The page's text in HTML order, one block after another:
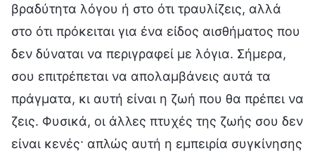
βραδύτητα λόγου ή στο ότι τραυλίζεις, αλλά
στο ότι πρόκειται για ένα είδος αισθήματος που
δεν δύναται να περιγραφεί με λόγια. Σήμερα,
σου επιτρέπεται να απολαμβάνεις αυτά τα
πράγματα, κι αυτή είναι η ζωή που θα πρέπει να
ζεις. Φυσικά, οι άλλες πτυχές της ζωής σου δεν
είναι κενές· απλώς αυτή η εμπειρία συγκίνησης